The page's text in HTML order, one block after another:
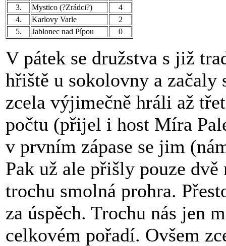
3.
Mystico (?Zrádci?)
4
4.
Karlovy Varle
2
5.
Jablonec nad Pípou 0
V pátek se družstva s již
hřiště u sokolovny a začaly
zcela výjimečně hráli až
počtu (přijel i host Míra
v prvním zápase se jim
Pak už ale přišly pouze
trochu smolná prohra.
za úspěch. Trochu nás jen
celkovém pořadí. Ovšem